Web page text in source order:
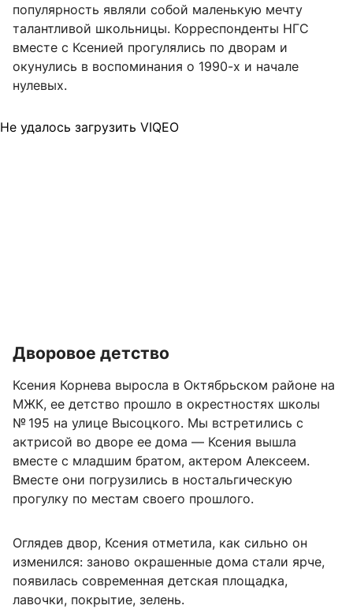
популярность являли собой маленькую мечту
талантливой школьницы. Корреспонденты НГС
вместе с Ксенией прогулялись по дворам и
окунулись в воспоминания о 1990-х и начале
нулевых.
Не удалось загрузить VIQEO
Дворовое детство
Ксения Корнева выросла в Октябрьском районе на
МЖК, ее детство прошло в окрестностях школы
№ 195 на улице Высоцкого. Мы встретились с
актрисой во дворе ее дома — Ксения вышла
вместе с младшим братом, актером Алексеем.
Вместе они погрузились в ностальгическую
прогулку по местам своего прошлого.
Оглядев двор, Ксения отметила, как сильно он
изменился: заново окрашенные дома стали ярче,
появилась современная детская площадка,
лавочки, покрытие, зелень.